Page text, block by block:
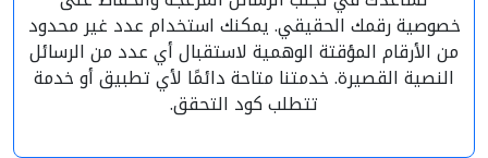
خصوصية رقمك الحقيقي. يمكنك استخدام عدد غير محدود
من الأرقام المؤقتة الوهمية لاستقبال أي عدد من الرسائل
النصية القصيرة. خدمتنا متاحة دائمًا لأي تطبيق أو خدمة
تتطلب كود التحقق.